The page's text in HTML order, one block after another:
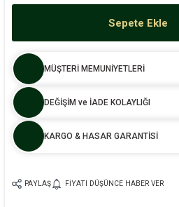
Sepete Ekle
MÜŞTERİ MEMUNİYETLERİ
DEĞİŞİM ve İADE KOLAYLIĞI
KARGO & HASAR GARANTİSİ
PAYLAŞ FIYATI DÜŞÜNCE HABER VER